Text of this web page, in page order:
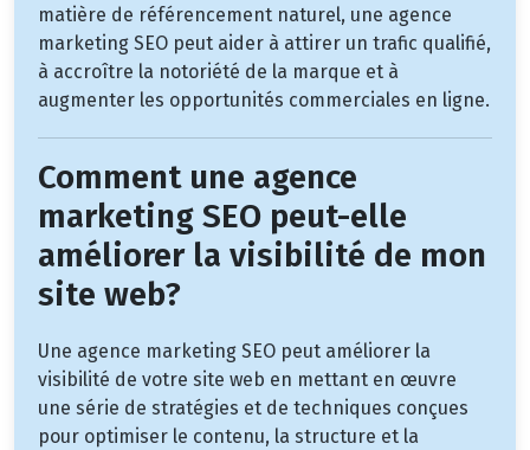
matière de référencement naturel, une agence
marketing SEO peut aider à attirer un trafic qualifié,
à accroître la notoriété de la marque et à
augmenter les opportunités commerciales en ligne.
Comment une agence
marketing SEO peut-elle
améliorer la visibilité de mon
site web?
Une agence marketing SEO peut améliorer la
visibilité de votre site web en mettant en œuvre
une série de stratégies et de techniques conçues
pour optimiser le contenu, la structure et la